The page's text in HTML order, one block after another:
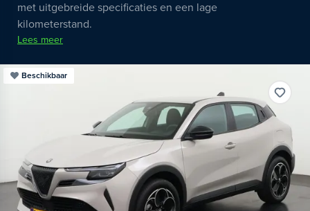
met uitgebreide specificaties en een lage
kilometerstand.
Lees meer
Beschikbaar